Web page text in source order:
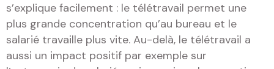
s’explique facilement : le télétravail permet une
plus grande concentration qu’au bureau et le
salarié travaille plus vite. Au-delà, le télétravail a
aussi un impact positif par exemple sur